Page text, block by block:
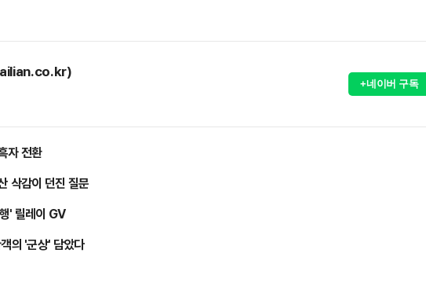
+네이버 구독
자 전환
삭감이 던진 질문
' 릴레이 GV
의 '군상' 담았다